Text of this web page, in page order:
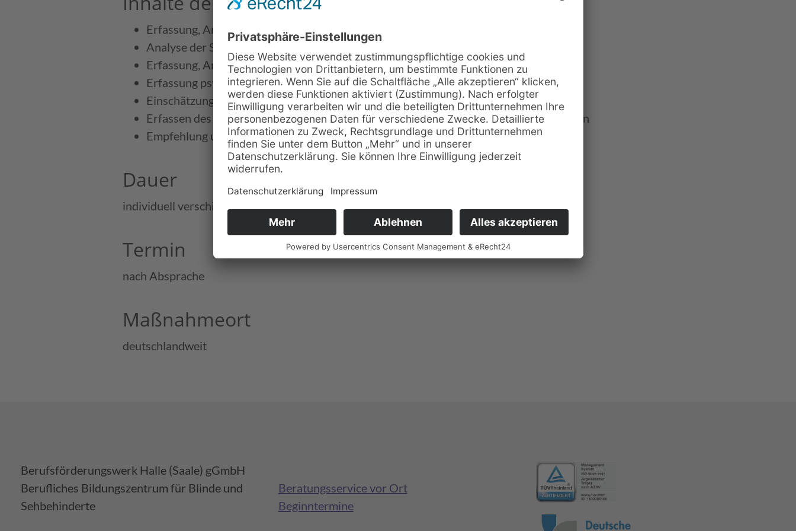
Erfassung, Analyse und Bewertung von Arbeits­abläufen
Analyse der Sehanfor­derungen und -bedingungen
Erfassung, Analyse und Bewertung von Arbeits­belastungen
Erfassung psychischer/physischer Belastung und Beanspruchung
Einschätzung von Fehl­beanspruchungen und Gesundheits­risiken
Erfassen des Hilfs­mittelbedarfes vor Ort und Bewertung der Umsetzungs­möglichkeiten
Empfehlung und u. U. Initiierung von Interventionen
Dauer
individuell verschieden
Termin
nach Absprache
Maßnahmeort
deutschlandweit
Berufsförderungswerk Halle (Saale) gGmbH
Berufliches Bildungszentrum für Blinde und
Sehbehinderte
Beratungsservice vor Ort
Beginntermine